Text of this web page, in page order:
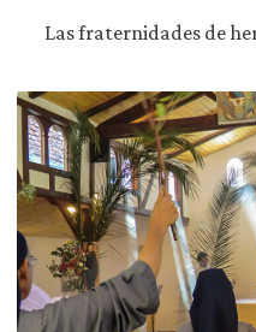
Las fraternidades de